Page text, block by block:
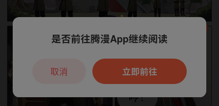
本章节仅支持App阅读，可打开App新用
户7天免费看
是否前往腾漫App继续阅读
立即前往
取消